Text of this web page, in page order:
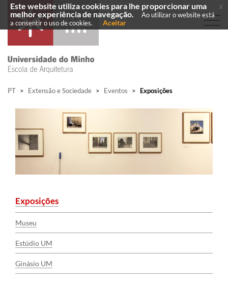
PT > Extensão e Sociedade > Eventos > Exposições
Exposições​​​
Museu​
Estúdio UM​​​
Ginásio UM​
Este website utiliza cookies para lhe proporcionar uma
melhor experiência de navegação.
Ao utilizar o website está
a consentir o uso de cookies.
Aceitar
x